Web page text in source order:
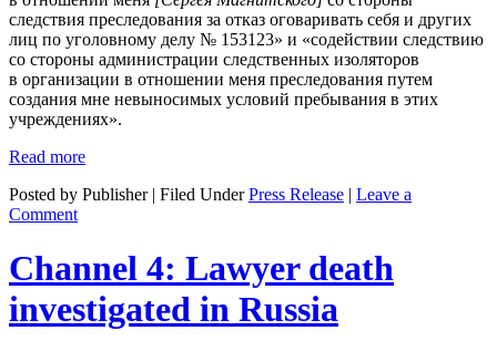
следствия преследования за отказ оговаривать себя и других
лиц по уголовному делу № 153123» и «содействии следствию
со стороны администрации следственных изоляторов
в организации в отношении меня преследования путем
создания мне невыносимых условий пребывания в этих
учреждениях».
Read more
Posted by Publisher | Filed UnderPress Release | Leave a
Comment
Channel 4: Lawyer death
investigated in Russia